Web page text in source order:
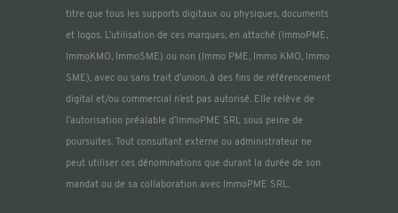
titre que tous les supports digitaux ou physiques, documents
et logos. L’utilisation de ces marques, en attaché (ImmoPME,
ImmoKMO, ImmoSME) ou non (Immo PME, Immo KMO, Immo
SME), avec ou sans trait d’union, à des fins de référencement
digital et/ou commercial n’est pas autorisé. Elle relève de
l’autorisation préalable d’ImmoPME SRL sous peine de
poursuites. Tout consultant externe ou administrateur ne
peut utiliser ces dénominations que durant la durée de son
mandat ou de sa collaboration avec ImmoPME SRL.